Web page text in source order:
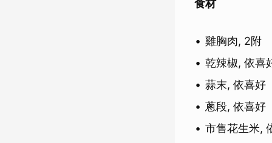
食材
雞胸肉, 2附
乾辣椒, 依喜
蒜末, 依喜好
蔥段, 依喜好
市售花生米,